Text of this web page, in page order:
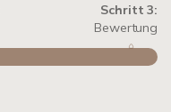
Schritt 3:
Bewertung